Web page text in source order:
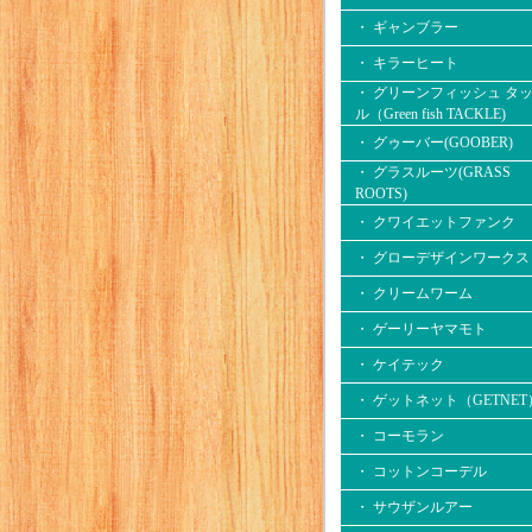
・ ギャンブラー
・ キラーヒート
・ グリーンフィッシュ タ
ル（Green fish TACKLE)
・ グゥーバー(GOOBER)
・ グラスルーツ(GRASS
ROOTS)
・ クワイエットファンク
・ グローデザインワークス
・ クリームワーム
・ ゲーリーヤマモト
・ ケイテック
・ ゲットネット（GETNET
・ コーモラン
・ コットンコーデル
・ サウザンルアー